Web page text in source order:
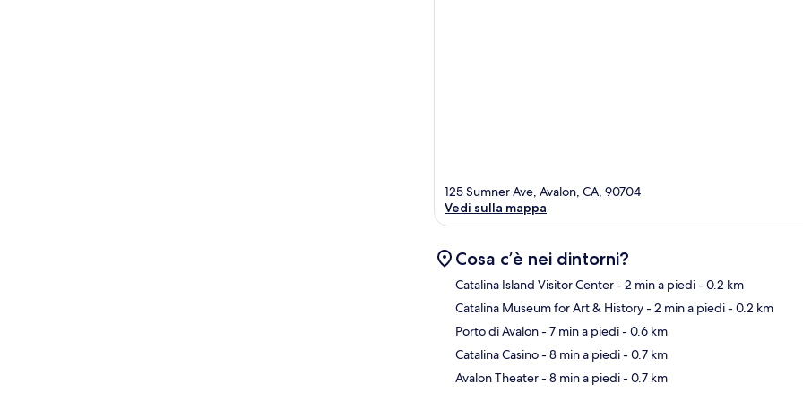
125 Sumner Ave, Avalon, CA, 90704
Vedi sulla mappa
Cosa c’è nei dintorni?
Catalina Island Visitor Center- 2 min a piedi- 0.2 km
Catalina Museum for Art & History- 2 min a piedi- 0.2 km
Porto di Avalon- 7 min a piedi- 0.6 km
Catalina Casino- 8 min a piedi- 0.7 km
Avalon Theater- 8 min a piedi- 0.7 km